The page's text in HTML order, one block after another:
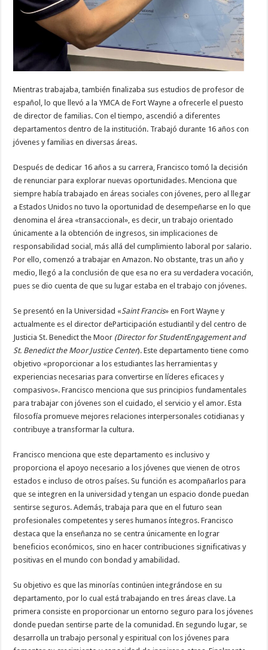
Mientras trabajaba, también finalizaba sus estudios de profesor de
español, lo que llevó a la YMCA de Fort Wayne a ofrecerle el puesto
de director de familias. Con el tiempo, ascendió a diferentes
departamentos dentro de la institución. Trabajó durante 16 años con
jóvenes y familias en diversas áreas.
Después de dedicar 16 años a su carrera, Francisco tomó la decisión
de renunciar para explorar nuevas oportunidades. Menciona que
siempre había trabajado en áreas sociales con jóvenes, pero al llegar
a Estados Unidos no tuvo la oportunidad de desempeñarse en lo que
denomina el área «transaccional», es decir, un trabajo orientado
únicamente a la obtención de ingresos, sin implicaciones de
responsabilidad social, más allá del cumplimiento laboral por salario.
Por ello, comenzó a trabajar en Amazon. No obstante, tras un año y
medio, llegó a la conclusión de que esa no era su verdadera vocación,
pues se dio cuenta de que su lugar estaba en el trabajo con jóvenes.
Se presentó en la Universidad «Saint Francis» en Fort Wayne y
actualmente es el director deParticipación estudiantil y del centro de
Justicia St. Benedict the Moor (Director for StudentEngagementand
St. Benedictthe Moor JusticeCenter). Este departamento tiene como
objetivo «proporcionar a los estudiantes las herramientas y
experiencias necesarias para convertirse en líderes eficaces y
compasivos». Francisco menciona que sus principios fundamentales
para trabajar con jóvenes son el cuidado, el servicio y el amor. Esta
filosofía promueve mejores relaciones interpersonales cotidianas y
contribuye a transformar la cultura.
Francisco menciona que este departamento es inclusivo y
proporciona el apoyo necesario a los jóvenes que vienen de otros
estados e incluso de otros países. Su función es acompañarlos para
que se integren en la universidad y tengan un espacio donde puedan
sentirse seguros. Además, trabaja para que en el futuro sean
profesionales competentes y seres humanos íntegros. Francisco
destaca que la enseñanza no se centra únicamente en lograr
beneficios económicos, sino en hacer contribuciones significativas y
positivas en el mundo con bondad y amabilidad.
Su objetivo es que las minorías continúen integrándose en su
departamento, por lo cual está trabajando en tres áreas clave. La
primera consiste en proporcionar un entorno seguro para los jóvenes
donde puedan sentirse parte de la comunidad. En segundo lugar, se
desarrolla un trabajo personal y espiritual con los jóvenes para